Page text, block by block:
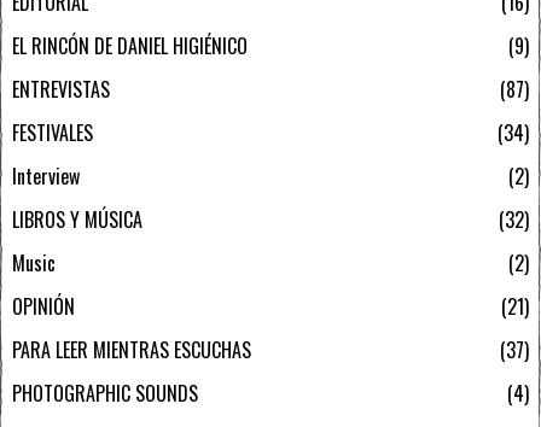
EL RINCÓN DE DANIEL HIGIÉNICO
9
ENTREVISTAS
87
FESTIVALES
34
Interview
2
LIBROS Y MÚSICA
32
Music
2
OPINIÓN
21
PARA LEER MIENTRAS ESCUCHAS
37
PHOTOGRAPHIC SOUNDS
4